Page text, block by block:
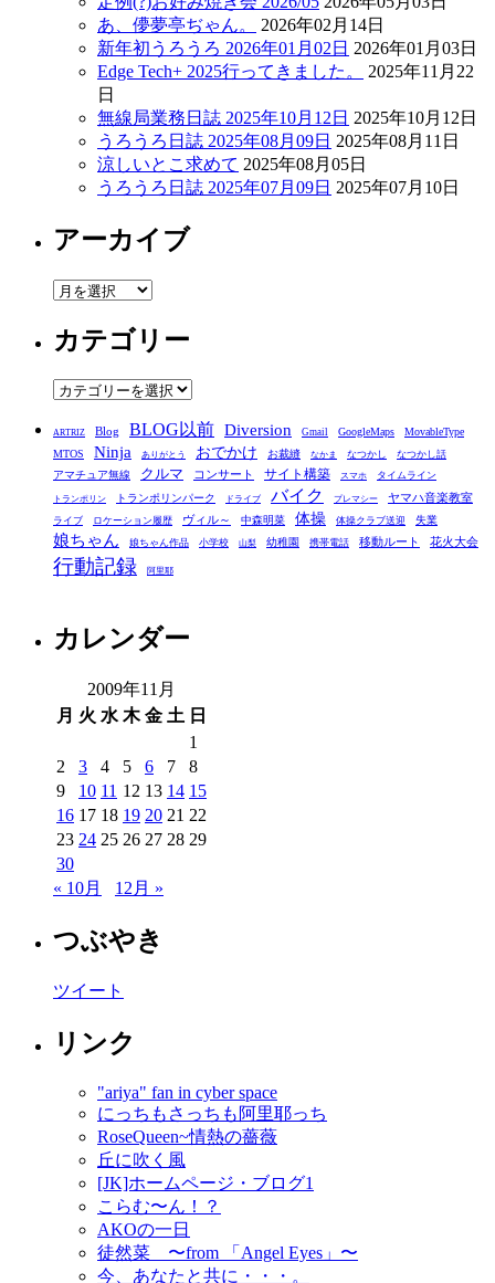
あ、儚夢亭ぢゃん。
2026年02月14日
新年初うろうろ 2026年01月02日 2026年01月03日
Edge Tech+ 2025行ってきました。
2025年11月22
日
無線局業務日誌 2025年10月12日 2025年10月12日
うろうろ日誌 2025年08月09日 2025年08月11日
涼しいとこ求めて 2025年08月05日
うろうろ日誌 2025年07月09日 2025年07月10日
アーカイブ
ア
カ
イ
ブ
カテゴリー
カ
ゴ
リ
ー
ARTRIZ Blog BLOG以前 Diversion Gmail GoogleMaps
MovableType
MTOS
Ninja ありがとう おでかけ お裁縫 なかま なつかし なつかし話
アマチュア無線 クルマ コンサート サイト構築 スマホ タイムライン
トランポリン トランポリンパーク ドライブ バイク プレマシー ヤマハ音楽教室
ライブ ロケーション履歴 ヴィル～ 中森明菜 体操 体操クラブ送迎 失業
娘ちゃん 娘ちゃん作品 小学校 山梨 幼稚園 携帯電話 移動ルート 花火大会
行動記録 阿里耶
カレンダー
2009年11月
月 火 水 木 金 土 日
1
2
3 4 5 6 7
8
9
10 11 12 13 14 15
16 17 18 19 20 21 22
23 24 25 26 27 28 29
30
« 10月
12月 »
つぶやき
ツイート
リンク
"ariya" fan in cyber space
にっちもさっちも阿里耶っち
RoseQueen~情熱の薔薇
丘に吹く風
[JK]ホームページ・ブログ1
こらむ〜ん！？
AKOの一日
徒然菜 〜from 「Angel Eyes」〜
今、あなたと共に・・・。